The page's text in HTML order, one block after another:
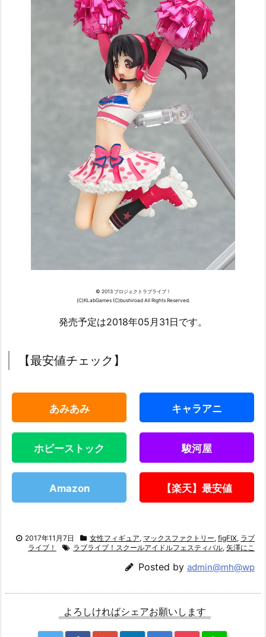
© 2013 プロジェクトラブライブ！
(C)KLabGames (C)bushiroad All Rights Reserved.
発売予定は2018年05月31日です。
【最安値チェック】
あみあみ キャラアニ
ホビーストック 駿河屋
Amazon 【楽天】最安値
2017年11月7日 女性フィギュア, マックスファクトリー, figFIX, ラブ
ライブ！
ラブライブ！スクールアイドルフェスティバル, 矢澤にこ
Posted by admin@mh@wp
よろしければシェアお願いします